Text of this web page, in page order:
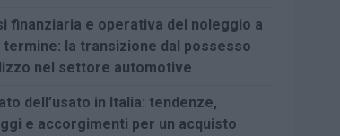
finanziaria e operativa del noleggio a
termine: la transizione dal possesso
nel settore automotive
dell’usato in Italia: tendenze,
e accorgimenti per un acquisto